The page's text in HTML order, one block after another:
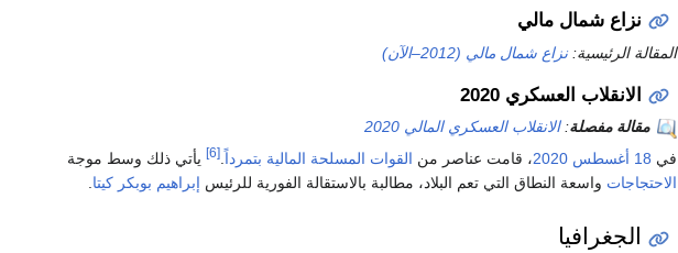
نزاع شمال مالي
المقالة الرئيسية:نزاع شمال مالي (2012–الآن)
الانقلاب العسكري 2020
مقالة مفصلة:الانقلاب العسكري المالي 2020
في 18 أغسطس 2020، قامت عناصر من القوات المسلحة المالية بتمرداً.
[6]
يأتي ذلك وسط موجة
الاحتجاجات واسعة النطاق التي تعم البلاد، مطالبة بالاستقالة الفورية للرئيس إبراهيم بوبكر كيتا.
الجغرافيا